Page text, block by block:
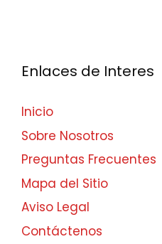
Enlaces de Interes
Inicio
Sobre Nosotros
Preguntas Frecuentes
Mapa del Sitio
Aviso Legal
Contáctenos